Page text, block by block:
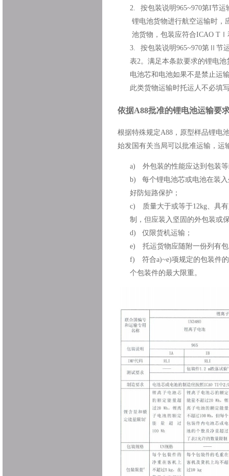
2.
按包装说明965~970第I节运
锂电池货物进行航空运输时，
池货物，包装应符合ICAO
3.
按包装说明965~970第Ⅱ节
表2。满足本条款要求的锂电
电池芯和电池如果不是禁止运
此类货物运输时托运人不必填
依据A88批准的锂电池运输要
根据特殊规定A88 ，原型样品锂电
始发国有关当局可以批准运输，运
a)
外包装的性能应达到包装
b)
每个锂电池芯或电池在装
好防短路保护；
c)
质量大于或等于12kg、具
制，但应装入坚固的外包装或
d)
仅限货机运输；
e)
托运货物应随附一份列有
f)
符合a)~e)项规定的包装件
个包装件的最大限重。